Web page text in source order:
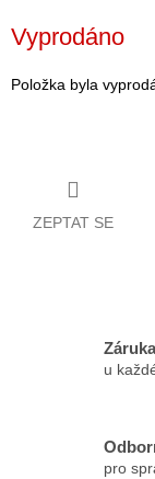
Prodejny
Přihlášení
cena:
Vyprodáno
Položka byla
ZEPTAT SE
u
pro